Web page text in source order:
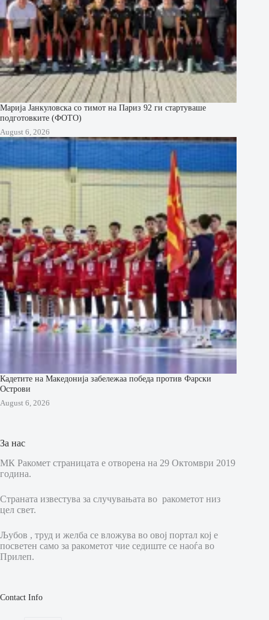
Марија Јанкуловска со тимот на Париз 92 ги стартуваше
подготовките (ФОТО)
August 6, 2026
Кадетите на Македонија забележаа победа против Фарски
Острови
August 6, 2026
За нас
МК Ракомет страницата е отворена на 29 Октомври 2019
година.
Страната известува за случувањата во ракометот низ
цел свет.
Љубов , труд и желба се вложува во овој портал кој е
посветен само за ракометот чие седиште се наоѓа во
Прилеп.
Contact Info